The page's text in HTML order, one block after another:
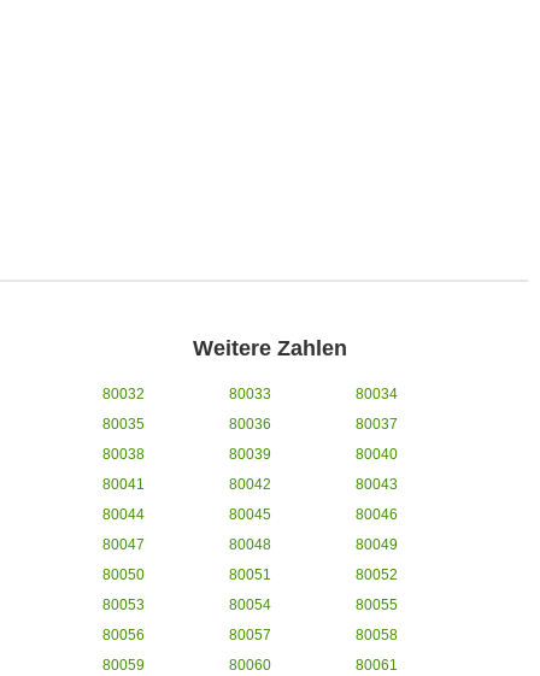
Weitere Zahlen
80032 80033
80034
80035
80036
80037
80038
80039
80040
80041
80042
80043
80044
80045
80046
80047
80048
80049
80050
80051
80052
80053
80054
80055
80056
80057
80058
80059
80060
80061